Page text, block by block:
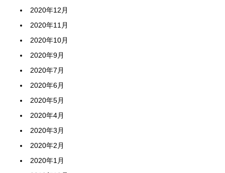
2020年12月
2020年11月
2020年10月
2020年9月
2020年7月
2020年6月
2020年5月
2020年4月
2020年3月
2020年2月
2020年1月